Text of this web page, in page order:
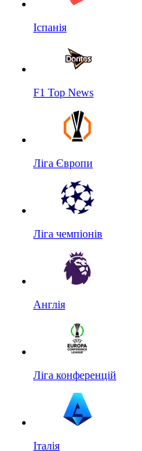
Іспанія
F1 Top News
Ліга Європи
Ліга чемпіонів
Англія
Ліга конференцій
Італія